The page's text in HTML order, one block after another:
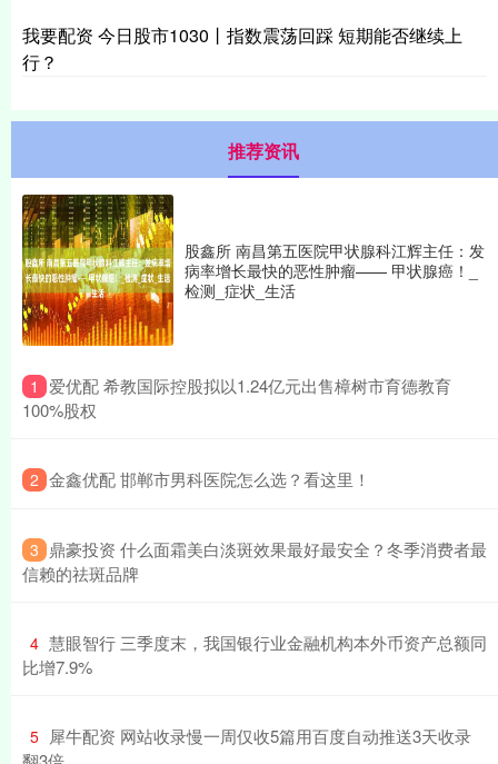
我要配资 今日股市1030丨指数震荡回踩 短期能否继续上
行？
推荐资讯
股鑫所 南昌第五医院甲状腺科江辉主任：发
病率增长最快的恶性肿瘤—— 甲状腺癌！_
检测_症状_生活
1
​爱优配 希教国际控股拟以1.24亿元出售樟树市育德教育
100%股权
2 ​金鑫优配 邯郸市男科医院怎么选？看这里！
3 ​鼎豪投资 什么面霜美白淡斑效果最好最安全？冬季消费者最
信赖的祛斑品牌
4 ​慧眼智行 三季度末，我国银行业金融机构本外币资产总额同
比增7.9%
5 ​犀牛配资 网站收录慢一周仅收5篇用百度自动推送3天收录